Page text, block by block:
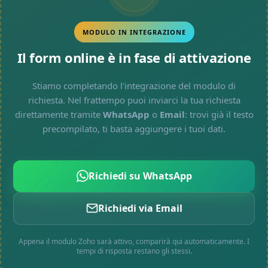
MODULO IN INTEGRAZIONE
Il form online è in fase di attivazione
Stiamo completando l'integrazione del modulo di
richiesta. Nel frattempo puoi inviarci la tua richiesta
direttamente tramite WhatsApp o Email: trovi già il testo
precompilato, ti basta aggiungere i tuoi dati.
Richiedi su WhatsApp
Richiedi via Email
Appena il modulo Zoho sarà attivo, comparirà qui automaticamente. I
tempi di risposta restano gli stessi.